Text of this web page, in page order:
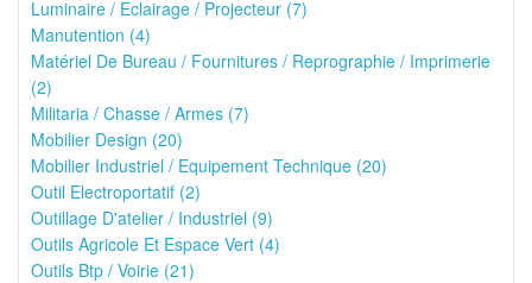
Luminaire / Eclairage / Projecteur (7)
Manutention (4)
Matériel De Bureau / Fournitures / Reprographie / Imprimerie
(2)
Militaria / Chasse / Armes (7)
Mobilier Design (20)
Mobilier Industriel / Equipement Technique (20)
Outil Electroportatif (2)
Outillage D'atelier / Industriel (9)
Outils Agricole Et Espace Vert (4)
Outils Btp / Voirie (21)